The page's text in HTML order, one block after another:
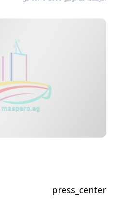
press_center